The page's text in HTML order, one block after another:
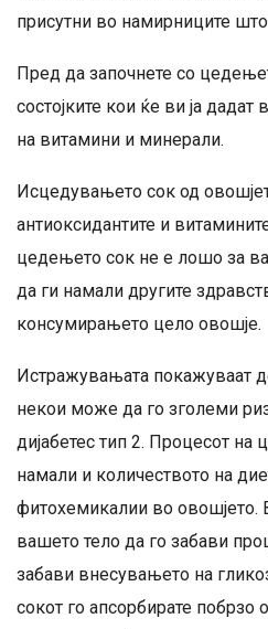
присутни во намирниците што
Пред да започнете со
состојките кои ќе ви ја дадат
на витамини и минерали.
Исцедувањето сок од
антиоксидантите и
цедењето сок не е лошо за
да ги намали другите
консумирањето цело овошје.
Истражувањата покажуваат
некои може да го зголеми
дијабетес тип 2. Процесот
намали и количеството на
фитохемикалии во овошјето.
вашето тело да го забави
забави внесувањето на
сокот го апсорбирате побрзо